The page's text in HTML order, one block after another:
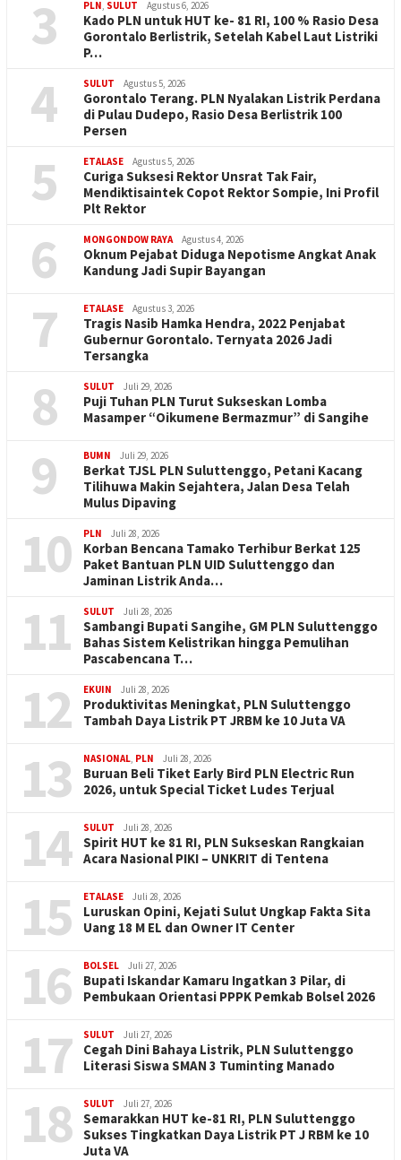
3 PLN SULUT Agustus 6, 2026
Kado PLN untuk HUT ke- 81 RI, 100 % Rasio Desa
Gorontalo Berlistrik, Setelah Kabel Laut Listriki
P…
4 SULUT Agustus 5, 2026
Gorontalo Terang. PLN Nyalakan Listrik Perdana
di Pulau Dudepo, Rasio Desa Berlistrik 100
Persen
5 ETALASE Agustus 5, 2026
Curiga Suksesi Rektor Unsrat Tak Fair,
Mendiktisaintek Copot Rektor Sompie, Ini Profil
Plt Rektor
6 MONGONDOW RAYA Agustus 4, 2026
Oknum Pejabat Diduga Nepotisme Angkat Anak
Kandung Jadi Supir Bayangan
7 ETALASE Agustus 3, 2026
Tragis Nasib Hamka Hendra, 2022 Penjabat
Gubernur Gorontalo. Ternyata 2026 Jadi
Tersangka
8 SULUT Juli 29, 2026
Puji Tuhan PLN Turut Sukseskan Lomba
Masamper “Oikumene Bermazmur” di Sangihe
9 BUMN Juli 29, 2026
Berkat TJSL PLN Suluttenggo, Petani Kacang
Tilihuwa Makin Sejahtera, Jalan Desa Telah
Mulus Dipaving
10 PLN Juli 28, 2026
Korban Bencana Tamako Terhibur Berkat 125
Paket Bantuan PLN UID Suluttenggo dan
Jaminan Listrik Anda…
11 SULUT Juli 28, 2026
Sambangi Bupati Sangihe, GM PLN Suluttenggo
Bahas Sistem Kelistrikan hingga Pemulihan
Pascabencana T…
12 EKUIN Juli 28, 2026
Produktivitas Meningkat, PLN Suluttenggo
Tambah Daya Listrik PT JRBM ke 10 Juta VA
13 NASIONAL PLN Juli 28, 2026
Buruan Beli Tiket Early Bird PLN Electric Run
2026, untuk Special Ticket Ludes Terjual
14 SULUT Juli 28, 2026
Spirit HUT ke 81 RI, PLN Sukseskan Rangkaian
Acara Nasional PIKI – UNKRIT di Tentena
15 ETALASE Juli 28, 2026
Luruskan Opini, Kejati Sulut Ungkap Fakta Sita
Uang 18 M EL dan Owner IT Center
16 BOLSEL Juli 27, 2026
Bupati Iskandar Kamaru Ingatkan 3 Pilar, di
Pembukaan Orientasi PPPK Pemkab Bolsel 2026
17 SULUT Juli 27, 2026
Cegah Dini Bahaya Listrik, PLN Suluttenggo
Literasi Siswa SMAN 3 Tuminting Manado
18 SULUT Juli 27, 2026
Semarakkan HUT ke-81 RI, PLN Suluttenggo
Sukses Tingkatkan Daya Listrik PT J RBM ke 10
Juta VA